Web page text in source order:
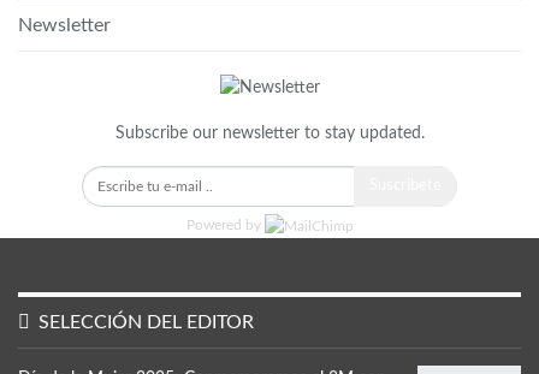
Newsletter
Subscribe our newsletter to stay updated.
Powered by
SELECCIÓN DEL EDITOR